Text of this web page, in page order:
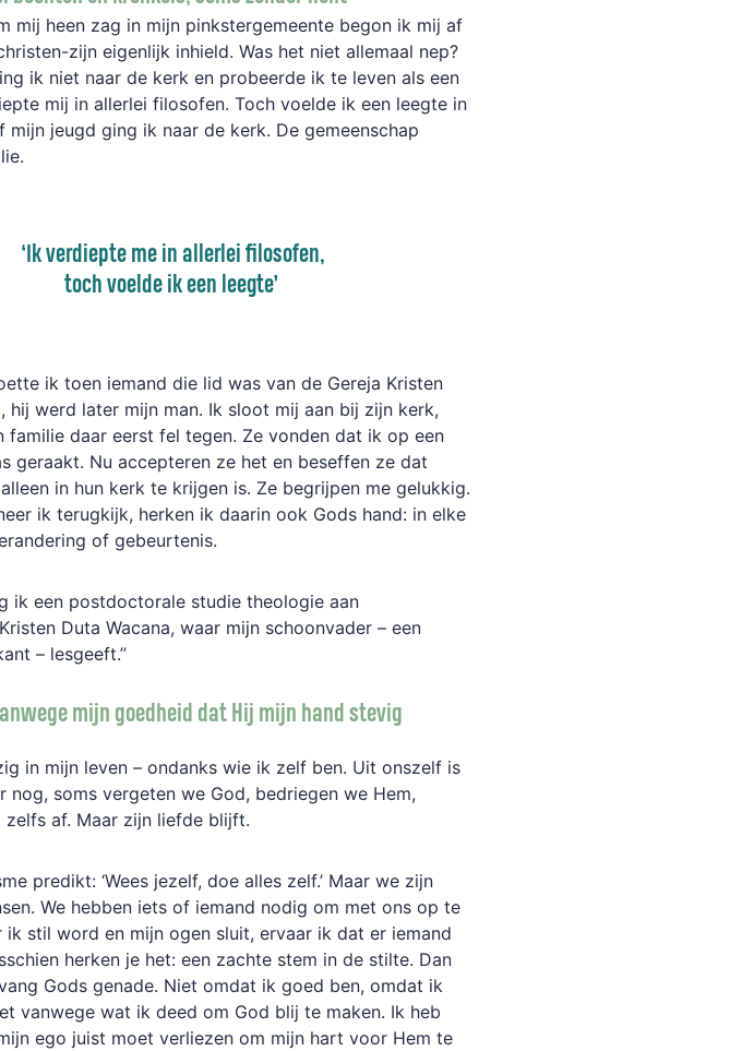
mij heen zag in mijn pinkstergemeente begon ik mij af
zijn eigenlijk inhield. Was het niet allemaal nep?
ik niet naar de kerk en probeerde ik te leven als een
mij in allerlei filosofen. Toch voelde ik een leegte in
mijn jeugd ging ik naar de kerk. De gemeenschap
‘Ik verdiepte me in allerlei filosofen,
tochvoelde ik een leegte’
ik toen iemand die lid was van de Gereja Kristen
hij werd later mijn man. Ik sloot mij aan bij zijn kerk,
familie daar eerst fel tegen. Ze vonden dat ik op een
geraakt. Nu accepteren ze het en beseffen ze dat
in hun kerk te krijgen is. Ze begrijpen me gelukkig.
ik terugkijk, herken ik daarin ook Gods hand: in elke
of gebeurtenis.
ik een postdoctorale studie theologie aan
Duta Wacana, waar mijn schoonvader – een
– lesgeeft.”
mijn goedheid dat Hij mijn hand stevig
in mijn leven – ondanks wie ik zelf ben. Uit onszelf is
nog, soms vergeten we God, bedriegen we Hem,
zelfs af. Maar zijn liefde blijft.
predikt: ‘Wees jezelf, doe alles zelf.’ Maar we zijn
We hebben iets of iemand nodig om met ons op te
ik stil word en mijn ogen sluit, ervaar ik dat er iemand
herken je het: een zachte stem in de stilte. Dan
Gods genade. Niet omdat ik goed ben, omdat ik
vanwege wat ik deed om God blij te maken. Ik heb
ego juist moet verliezen om mijn hart voor Hem te